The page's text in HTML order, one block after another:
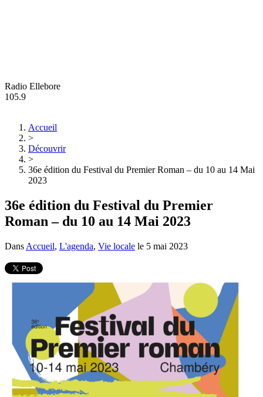
Radio Ellebore
105.9
Accueil
>
Découvrir
>
36e édition du Festival du Premier Roman – du 10 au 14 Mai
2023
36e édition du Festival du Premier
Roman – du 10 au 14 Mai 2023
Dans Accueil, L'agenda, Vie locale le 5 mai 2023